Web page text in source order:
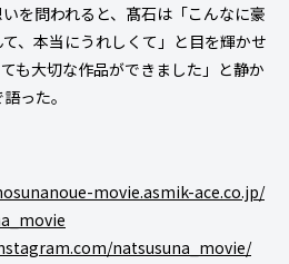
を問われると、髙石は「こんなに豪
、本当にうれしくて」と目を輝かせ
も大切な作品ができました」と静か
った。
movie.asmik-ace.co.jp/
natsusuna_movie/